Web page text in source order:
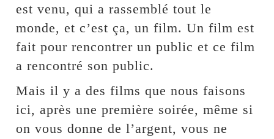
est venu, qui a rassemblé tout le
monde, et c’est ça, un film. Un film est
fait pour rencontrer un public et ce film
a rencontré son public.
Mais il y a des films que nous faisons
ici, après une première soirée, même si
on vous donne de l’argent, vous ne